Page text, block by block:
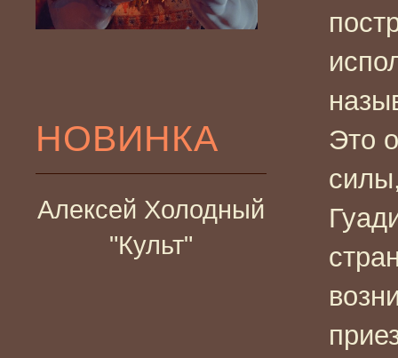
НОВИНКА
Алексей Холодный
"Культ"
Это